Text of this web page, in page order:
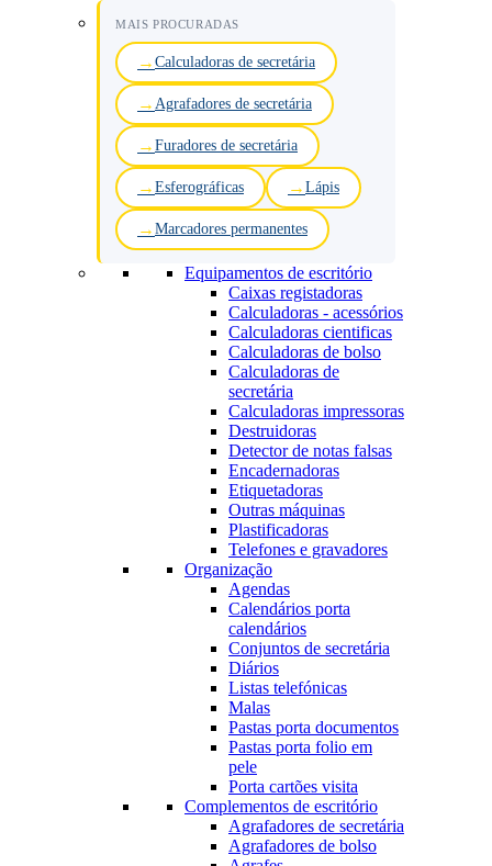
MAIS PROCURADAS
Calculadoras de secretária
Agrafadores de secretária
Furadores de secretária
Esferográficas Lápis
Marcadores permanentes
Equipamentos de escritório
Caixas registadoras
Calculadoras - acessórios
Calculadoras cientificas
Calculadoras de bolso
Calculadoras de
secretária
Calculadoras impressoras
Destruidoras
Detector de notas falsas
Encadernadoras
Etiquetadoras
Outras máquinas
Plastificadoras
Telefones e gravadores
Organização
Agendas
Calendários porta
calendários
Conjuntos de secretária
Diários
Listas telefónicas
Malas
Pastas porta documentos
Pastas porta folio em
pele
Porta cartões visita
Complementos de escritório
Agrafadores de secretária
Agrafadores de bolso